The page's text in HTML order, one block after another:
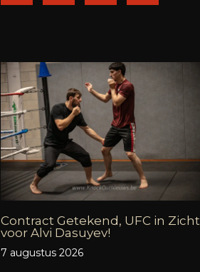
Contract Getekend, UFC in Zicht
voor Alvi Dasuyev!
7 augustus 2026